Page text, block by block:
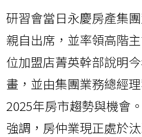
研習會當日永慶房產集
親自出席，並率領高階
位加盟店菁英幹部說明
畫，並由集團業務總經
2025年房市趨勢與機會
強調，房仲業現正處於